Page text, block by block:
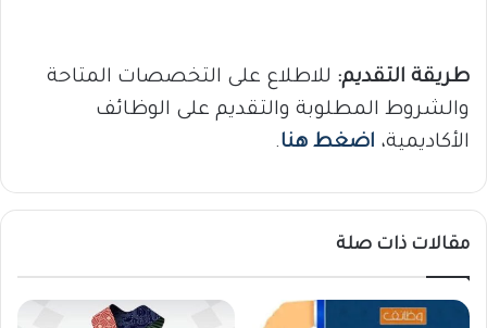
طريقة التقديم: للاطلاع على التخصصات المتاحة
والشروط المطلوبة والتقديم على الوظائف
الأكاديمية، اضغط هنا.
مقالات ذات صلة